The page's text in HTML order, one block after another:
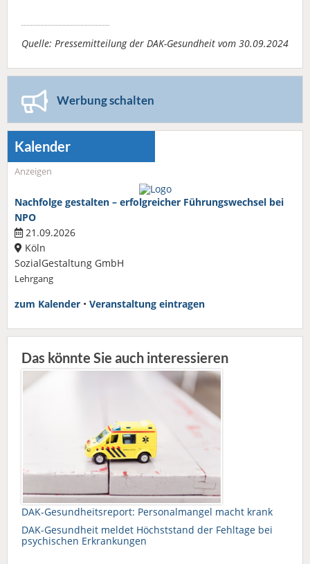
Quelle: Pressemitteilung der DAK-Gesundheit vom 30.09.2024
Werbung schalten
Kalender
Anzeigen
Nachfolge gestalten – erfolgreicher Führungswechsel bei
NPO
21.09.2026
Köln
SozialGestaltung GmbH
Lehrgang
zum Kalender • Veranstaltung eintragen
Das könnte Sie auch interessieren
DAK-Gesundheitsreport: Personalmangel macht krank
DAK-Gesundheit meldet Höchststand der Fehltage bei
psychischen Erkrankungen